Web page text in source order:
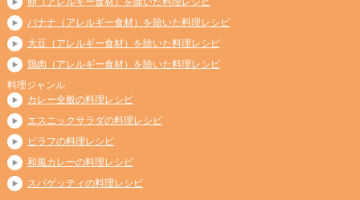
バナナ（アレルギー食材）を除いた料理レシピ
大豆（アレルギー食材）を除いた料理レシピ
鶏肉（アレルギー食材）を除いた料理レシピ
料理ジャンル
カレー全般の料理レシピ
エスニックサラダの料理レシピ
ピラフの料理レシピ
和風カレーの料理レシピ
スパゲッティの料理レシピ